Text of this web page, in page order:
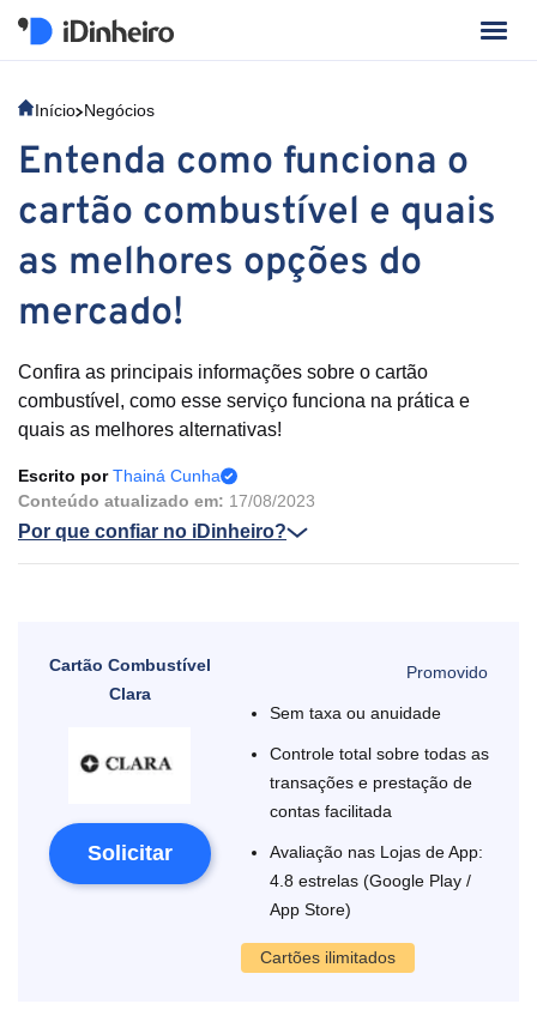
Início Negócios
Entenda como funciona o
cartão combustível e quais
as melhores opções do
mercado!
Confira as principais informações sobre o cartão
combustível, como esse serviço funciona na prática e
quais as melhores alternativas!
Escrito porThainá Cunha
Conteúdo atualizado em: 17/08/2023
Por que confiar no iDinheiro?
Cartão Combustível
Clara
Solicitar
Sem taxa ou anuidade
Controle total sobre todas as
transações e prestação de
contas facilitada
Avaliação nas Lojas de App:
4.8 estrelas (Google Play /
App Store)
Cartões ilimitados